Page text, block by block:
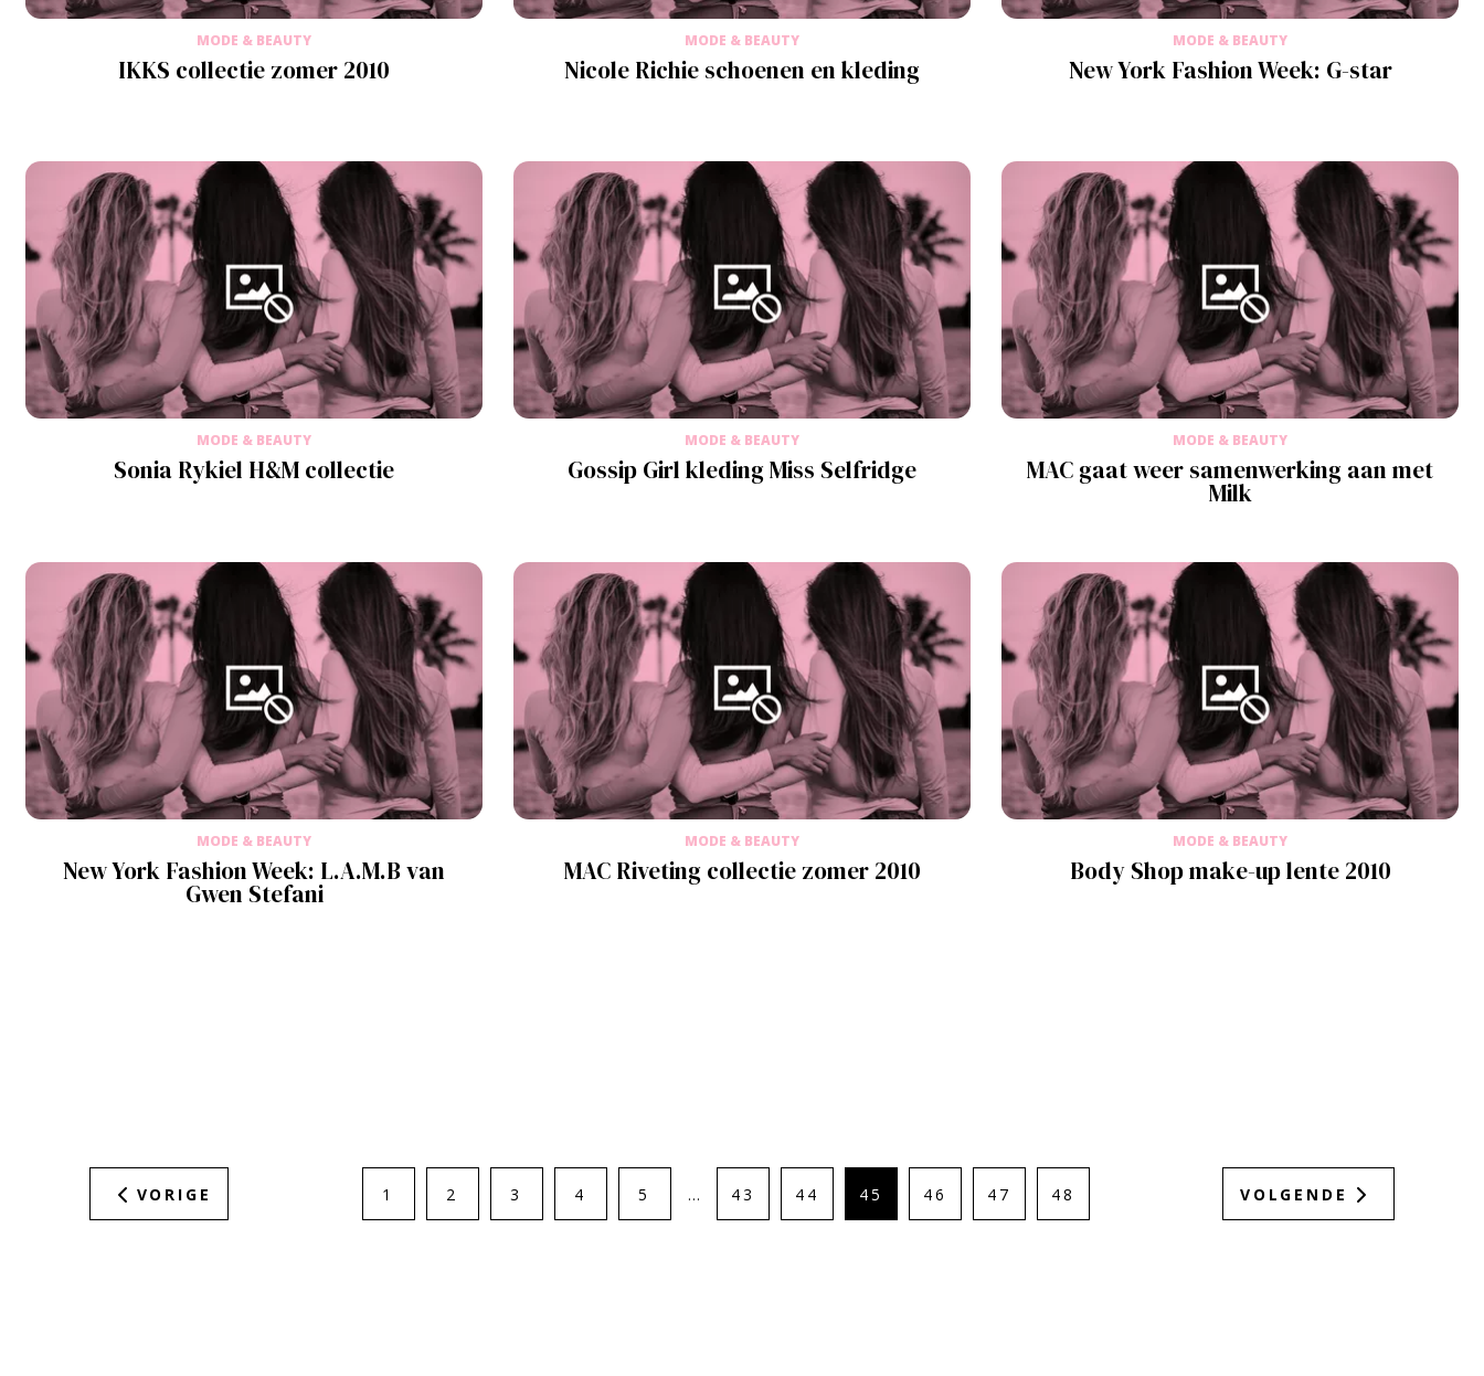
MODE & BEAUTY
IKKS collectie zomer 2010
MODE & BEAUTY
Nicole Richie schoenen en kleding
MODE & BEAUTY
New York Fashion Week: G-star
MODE & BEAUTY
Sonia Rykiel H&M collectie
MODE & BEAUTY
Gossip Girl kleding Miss Selfridge
MODE & BEAUTY
MAC gaat weer samenwerking aan met
Milk
MODE & BEAUTY
New York Fashion Week: L.A.M.B van
Gwen Stefani
MODE & BEAUTY
MAC Riveting collectie zomer 2010
MODE & BEAUTY
Body Shop make-up lente 2010
VORIGE 1 2 3 4 5 … 43 44 45 46 47 48 VOLGENDE